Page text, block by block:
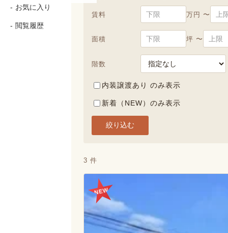
賃料 万円 〜
面積 坪 〜
階数
内装譲渡あり のみ表示
新着（NEW）のみ表示
絞り込む
3 件
NEW
お気に入り
閲覧履歴